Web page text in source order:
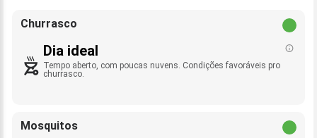
Churrasco
Dia ideal
Tempo aberto, com poucas nuvens. Condições favoráveis pro
churrasco.
Mosquitos